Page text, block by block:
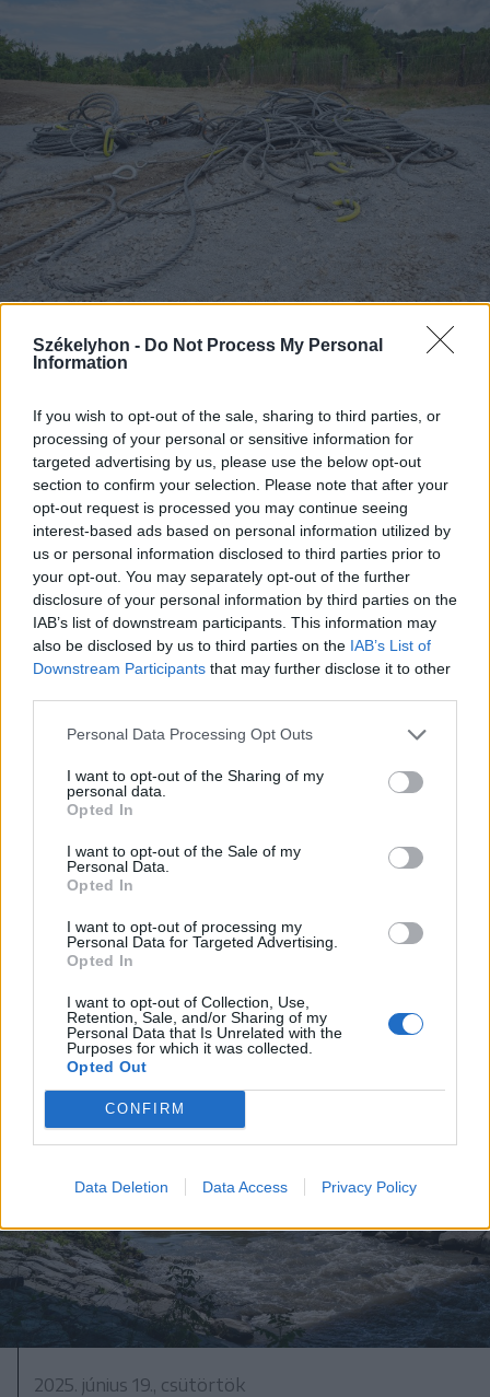
Székelyhon - Do Not Process My Personal
Information
If you wish to opt-out of the sale, sharing to third parties, or
processing of your personal or sensitive information for
targeted advertising by us, please use the below opt-out
section to confirm your selection. Please note that after your
opt-out request is processed you may continue seeing
interest-based ads based on personal information utilized by
us or personal information disclosed to third parties prior to
your opt-out. You may separately opt-out of the further
disclosure of your personal information by third parties on the
IAB’s list of downstream participants. This information may
also be disclosed by us to third parties on the IAB’s List of
Downstream Participants that may further disclose it to other
Personal Data Processing Opt Outs
I want to opt-out of the Sharing of my
personal data.
Opted In
I want to opt-out of the Sale of my
Personal Data.
Opted In
I want to opt-out of processing my
Personal Data for Targeted Advertising.
Opted In
I want to opt-out of Collection, Use,
Retention, Sale, and/or Sharing of my
Personal Data that Is Unrelated with the
Purposes for which it was collected.
Opted Out
CONFIRM
Data Deletion Data Access Privacy Policy
2025. június 30., hétfő
Csak fele úgy haladnak, mint
tervezték, két hetet is késhet a
Korond-patak elterelése
2025. június 26., csütörtök
Ha kiderül, hogy valaki most
feltölti ivóvízzel a medencéjét...
2025. június 19., csütörtök